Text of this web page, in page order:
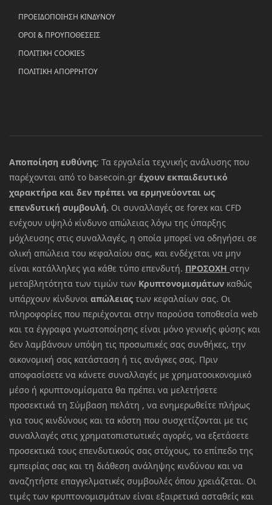
ΠΡΟΕΙΔΟΠΟΙΗΣΗ ΚΙΝΔΥΝΟΥ
ΟΡΟΙ & ΠΡΟΥΠΟΘΕΣΕΙΣ
ΠΟΛΙΤΙΚΗ COOKIES
ΠΟΛΙΤΙΚΗ ΑΠΟΡΡΗΤΟΥ
Αποποίηση ευθύνης: Τα εργαλεία τεχνικής ανάλυσης που
παρέχονται από το basecoin.gr έχουν εκπαιδευτικό
χαρακτήρα και δεν πρέπει να ερμηνεύονται ως
επενδυτική συμβουλή. Οι συναλλαγές σε forex και CFD
ενέχουν υψηλό κίνδυνο απώλειας λόγω της ύπαρξης
μόχλευσης στις συναλλαγές, η οποία μπορεί να οδηγήσει σε
ολική απώλεια του κεφαλαίου σας, και ενδέχεται να μην
είναι κατάλληλες για κάθε τύπο επενδυτή. ΠΡΟΣΟΧΗ στην
μεταβλητότητα των τιμών των Κρυπτονομισμάτων καθώς
υπάρχουν κίνδυνοι απώλειας των κεφαλαίων σας. Οι
πληροφορίες που περιέχονται στην παρούσα τοποθεσία web
και τα έγγραφα γνωστοποίησης είναι μόνο γενικής φύσης και
δεν λαμβάνουν υπόψη τις προσωπικές σας συνθήκες, την
οικονομική σας κατάσταση ή τις ανάγκες σας. Πριν
αποφασίσετε να κάνετε συναλλαγές με χρηματοοικονομικό
μέσο ή κρυπτονομίσματα θα πρέπει να μελετήσετε
προσεκτικά τη Σύμβαση πελάτη , να ενημερωθείτε πλήρως
για τους κινδύνους και τα κόστη που συσχετίζονται με τις
συναλλαγές στις χρηματοπιστωτικές αγορές, να εξετάσετε
προσεκτικά τους επενδυτικούς σας στόχους, το επίπεδο της
εμπειρίας σας και τη διάθεση ανάληψης κινδύνου και να
αναζητήστε επαγγελματικές συμβουλές όπου χρειάζεται. Οι
τιμές των κρυπτονομισμάτων είναι εξαιρετικά ασταθείς και